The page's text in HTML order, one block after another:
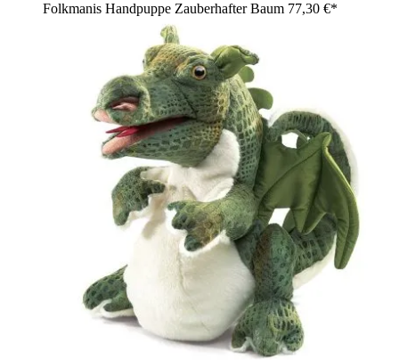
Folkmanis Handpuppe Zauberhafter Baum 77,30 €*